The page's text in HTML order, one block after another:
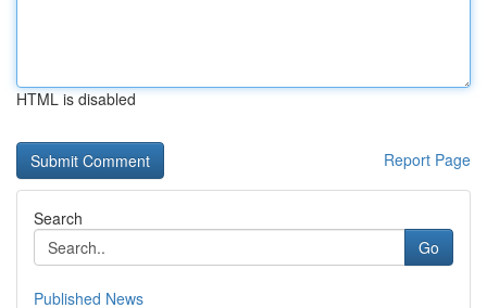
HTML is disabled
Report Page
Search
Go
Published News